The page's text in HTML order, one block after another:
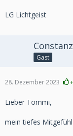
LG Lichtgeist
Gast
28. Dezember 2023
Lieber Tommi,
mein tiefes